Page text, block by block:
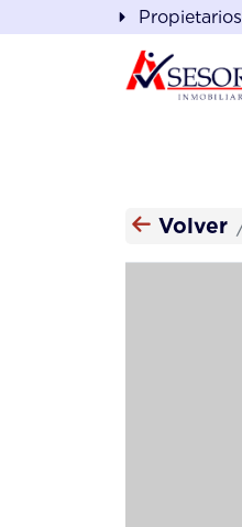
Propietarios
Volver